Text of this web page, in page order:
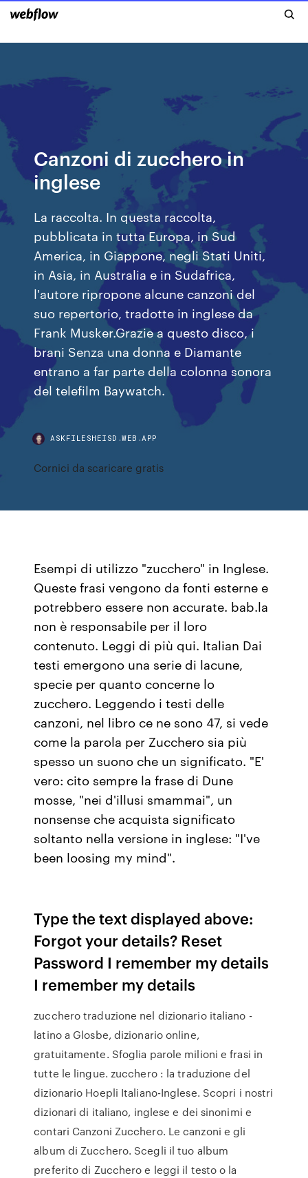
Canzoni di zucchero in
inglese
La raccolta. In questa raccolta,
pubblicata in tutta Europa, in Sud
America, in Giappone, negli Stati Uniti,
in Asia, in Australia e in Sudafrica,
l'autore ripropone alcune canzoni del
suo repertorio, tradotte in inglese da
Frank Musker.Grazie a questo disco, i
brani Senza una donna e Diamante
entrano a far parte della colonna sonora
del telefilm Baywatch.
ASKFILESHEISD.WEB.APP
Cornici da scaricare gratis
Esempi di utilizzo "zucchero" in Inglese.
Queste frasi vengono da fonti esterne e
potrebbero essere non accurate. bab.la
non è responsabile per il loro
contenuto. Leggi di più qui. Italian Dai
testi emergono una serie di lacune,
specie per quanto concerne lo
zucchero. Leggendo i testi delle
canzoni, nel libro ce ne sono 47, si vede
come la parola per Zucchero sia più
spesso un suono che un significato. "E'
vero: cito sempre la frase di Dune
mosse, "nei d'illusi smammai", un
nonsense che acquista significato
soltanto nella versione in inglese: "I've
been loosing my mind".
Type the text displayed above:
Forgot your details? Reset
Password I remember my details
I remember my details
zucchero traduzione nel dizionario italiano -
latino a Glosbe, dizionario online,
gratuitamente. Sfoglia parole milioni e frasi in
tutte le lingue. zucchero : la traduzione del
dizionario Hoepli Italiano-Inglese. Scopri i nostri
dizionari di italiano, inglese e dei sinonimi e
contari Canzoni Zucchero. Le canzoni e gli
album di Zucchero. Scegli il tuo album
preferito di Zucchero e leggi il testo o la